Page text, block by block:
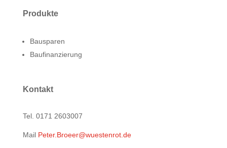
Produkte
Bausparen
Baufinanzierung
Kontakt
Tel. 0171 2603007
Mail Peter.Broeer@wuestenrot.de